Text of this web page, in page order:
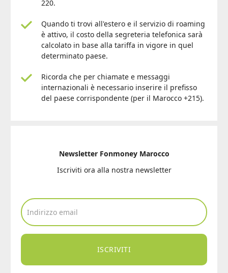
220.
Quando ti trovi all'estero e il servizio di roaming
è attivo, il costo della segreteria telefonica sarà
calcolato in base alla tariffa in vigore in quel
determinato paese.
Ricorda che per chiamate e messaggi
internazionali è necessario inserire il prefisso
del paese corrispondente (per il Marocco +215).
Newsletter Fonmoney Marocco
Iscriviti ora alla nostra newsletter
ISCRIVITI